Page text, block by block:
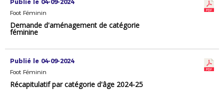
Publié le 04-09-2024
Foot Féminin
Demande d'aménagement de catégorie
féminine
Publié le 04-09-2024
Foot Féminin
Récapitulatif par catégorie d'âge 2024-25